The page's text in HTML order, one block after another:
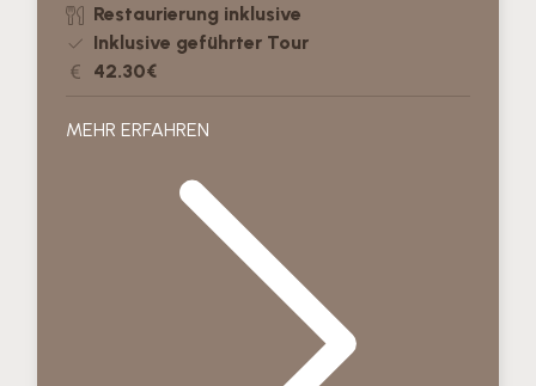
Restaurierung inklusive
Inklusive geführter Tour
42.30€
MEHR ERFAHREN